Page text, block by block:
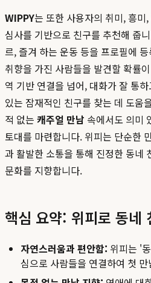
WIPPY는 또한 사용자의 취미, 흥미
심사를 기반으로 친구를 추천해 줍
르, 즐겨 하는 운동 등을 프로필에
취향을 가진 사람들을 발견할 확률
역 기반 연결을 넘어, 대화가 잘 통
있는 잠재적인 친구를 찾는 데 도움
적 없는 캐주얼 만남 속에서도 의미
토대를 마련합니다. 위피는 단순한
과 활발한 소통을 통해 진정한 동네
문화를 지향합니다.
핵심 요약: 위피로 동네
자연스러움과 편안함: 위피는 '
심으로 사람들을 연결하여 첫